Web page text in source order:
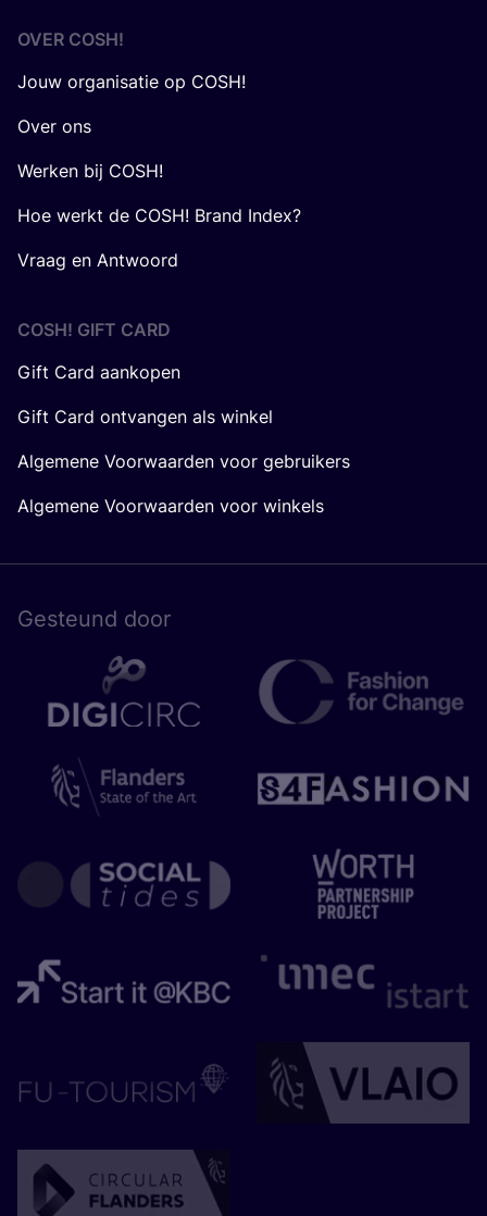
OVER COSH!
Jouw organisatie op COSH!
Over ons
Werken bij COSH!
Hoe werkt de COSH! Brand Index?
Vraag en Antwoord
COSH! GIFT CARD
Gift Card aankopen
Gift Card ontvangen als winkel
Algemene Voorwaarden voor gebruikers
Algemene Voorwaarden voor winkels
Gesteund door